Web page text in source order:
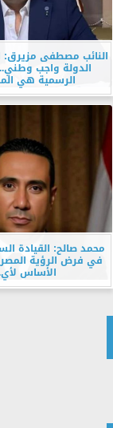
النائب مصطفى مزيرق:
الدولة واجب وطني..
الرسمية هي
محمد صالح: القيادة
في فرض الرؤية
الأساس